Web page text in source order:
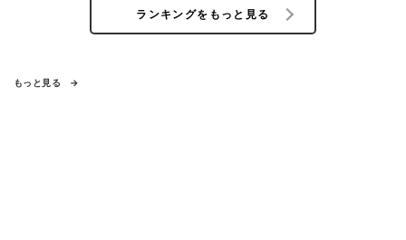
ランキングをもっと見る
もっと見る